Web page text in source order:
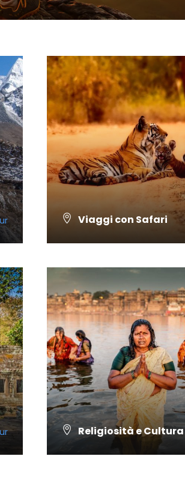
Viaggi con Safari
Religiosità e Cultura